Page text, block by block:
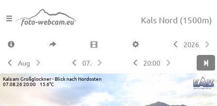
Kals Nord (1500m)
2026
Aug 07. 20:00
Kals am Großglockner - Blick nach Nordosten
07.08.26 20:00 15.6°C